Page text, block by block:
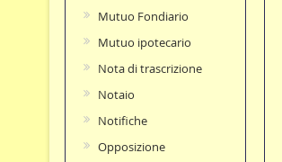
Mutuo Fondiario
Mutuo ipotecario
Nota di trascrizione
Notaio
Notifiche
Opposizione